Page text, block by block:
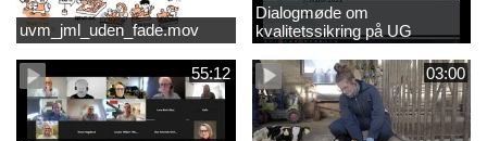
uvm_jml_uden_fade.mov
Dialogmøde om
kvalitetssikring på UG
55:12 03:00